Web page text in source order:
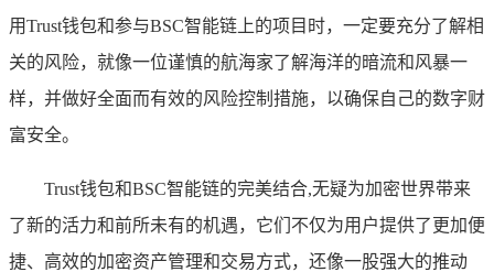
用Trust钱包和参与BSC智能链上的项目时，一定要充分了解相
关的风险，就像一位谨慎的航海家了解海洋的暗流和风暴一
样，并做好全面而有效的风险控制措施，以确保自己的数字财
富安全。
Trust钱包和BSC智能链的完美结合,无疑为加密世界带来
了新的活力和前所未有的机遇，它们不仅为用户提供了更加便
捷、高效的加密资产管理和交易方式，还像一股强大的推动